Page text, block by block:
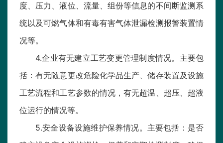
度、压力、液位、流量、组份等信息的不间断监测系
统以及可燃气体和有毒有害气体泄漏检测报警装置情
况等。
4.企业有无建立工艺变更管理制度情况。主要包
括：有无随意更改危险化学品生产、储存装置及设施
工艺流程和工艺参数的情况，有无超温、超压、超液
位运行的情况等。
5.安全设备设施维护保养情况。主要包括：是否